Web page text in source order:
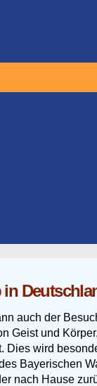
auch der
und
wird
Bayerischen
nach Hause